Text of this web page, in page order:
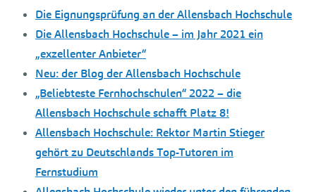
Die Eignungsprüfung an der Allensbach Hochschule
Die Allensbach Hochschule – im Jahr 2021 ein
„exzellenter Anbieter“
Neu: der Blog der Allensbach Hochschule
„Beliebteste Fernhochschulen“ 2022 – die
Allensbach Hochschule schafft Platz 8!
Allensbach Hochschule: Rektor Martin Stieger
gehört zu Deutschlands Top-Tutoren im
Fernstudium